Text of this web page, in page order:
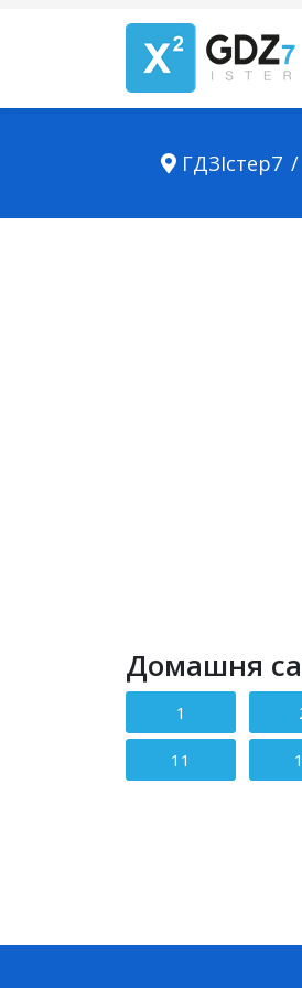
ГДЗІстер7
Домашня
1
11